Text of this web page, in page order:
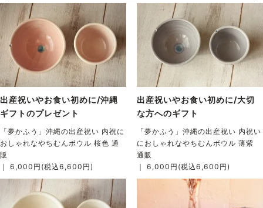
出産祝いやお食い初めに/沖縄
ギフトのプレゼント
「夢かふう」沖縄の出産祝い 内祝に
おしゃれなやちむんボウル 桜色 通
販
｜ 6,000円(税込6,600円)
出産祝いやお食い初めに/大切
な方へのギフト
「夢かふう」沖縄の出産祝い 内祝い
におしゃれなやちむんボウル 薄紫
通販
｜ 6,000円(税込6,600円)